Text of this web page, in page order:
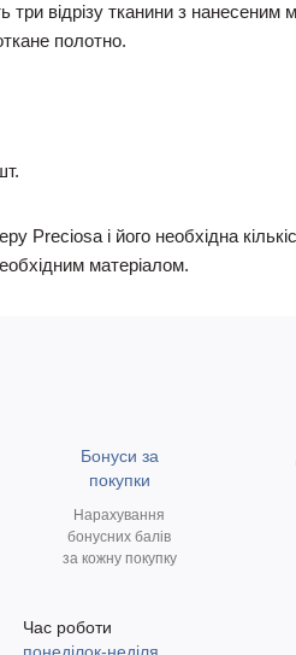
три відрізу тканини з
полотно.
Preciosa і його необхідна
матеріалом.
Бонуси за
покупки
Нарахування
бонусних балів
за кожну покупку
Час роботи